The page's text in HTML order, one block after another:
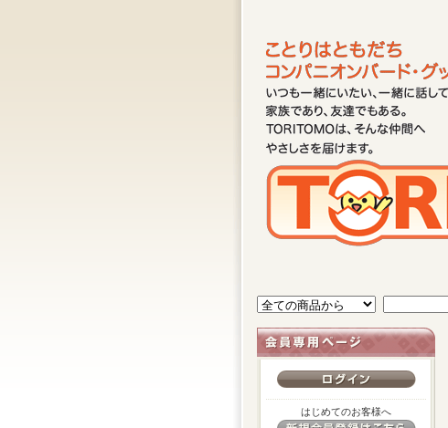
はじめてのお客様へ